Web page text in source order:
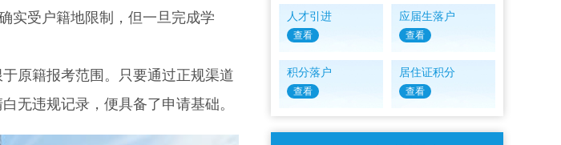
实受户籍地限制，但一旦完成学
原籍报考范围。只要通过正规渠道
无违规记录，便具备了申请基础。
人才引进
查看
应届生落户
查看
积分落户
查看
居住证积分
查看